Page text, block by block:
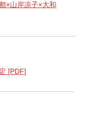
×山岸凉子×大和
[PDF]